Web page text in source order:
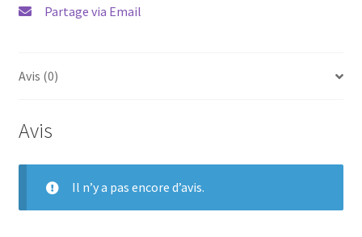
Partage via Email
Avis (0)
Avis
Il n’y a pas encore d’avis.